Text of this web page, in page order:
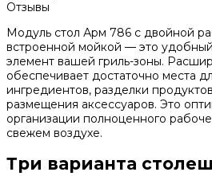
Отзывы
Модуль стол Арм 786 с двойной
встроенной мойкой — это
элемент вашей гриль-зоны.
обеспечивает достаточно места
ингредиентов, разделки
размещения аксессуаров. Это
организации полноценного
свежем воздухе.
Три варианта